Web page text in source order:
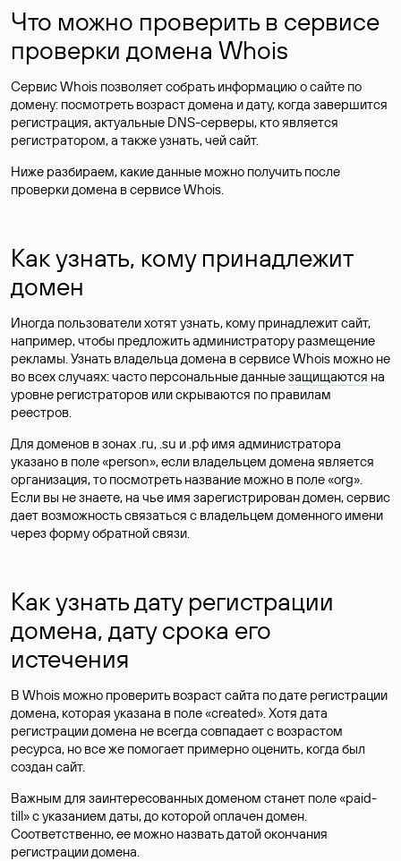
Что можно проверить в сервисе
проверки домена Whois
Сервис Whois позволяет собрать информацию о сайте по
домену: посмотреть возраст домена и дату, когда завершится
регистрация, актуальные DNS-серверы, кто является
регистратором, а также узнать, чей сайт.
Ниже разбираем, какие данные можно получить после
проверки домена в сервисе Whois.
Как узнать, кому принадлежит
домен
Иногда пользователи хотят узнать, кому принадлежит сайт,
например, чтобы предложить администратору размещение
рекламы. Узнать владельца домена в сервисе Whois можно не
во всех случаях: часто персональные данныезащищаются на
уровне регистраторов или скрываются по правилам
реестров.
Для доменов в зонах .ru, .su и .рф имя администратора
указано в поле «person», если владельцем домена является
организация, то посмотреть название можно в поле «org».
Если вы не знаете, на чье имя зарегистрирован домен, сервис
дает возможность связаться с владельцем доменного имени
через форму обратной связи.
Как узнать дату регистрации
домена, дату срока его
истечения
В Whois можно проверить возраст сайта по дате регистрации
домена, которая указана в поле «created». Хотя дата
регистрации домена не всегда совпадает с возрастом
ресурса, но все же помогает примерно оценить, когда был
создан сайт.
Важным для заинтересованных доменом станет поле «paid-
till» с указанием даты, до которой оплачен домен.
Соответственно, ее можно назвать датой окончания
регистрации домена.